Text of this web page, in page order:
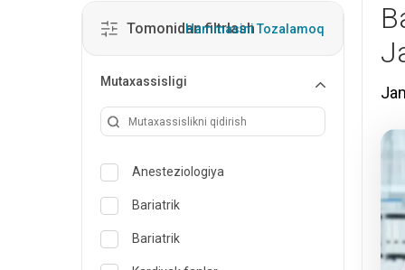
Tomonidan filtrlash
Hammasini Tozalamoq
Mutaxassisligi
Anesteziologiya
Bariatrik
Bariatrik